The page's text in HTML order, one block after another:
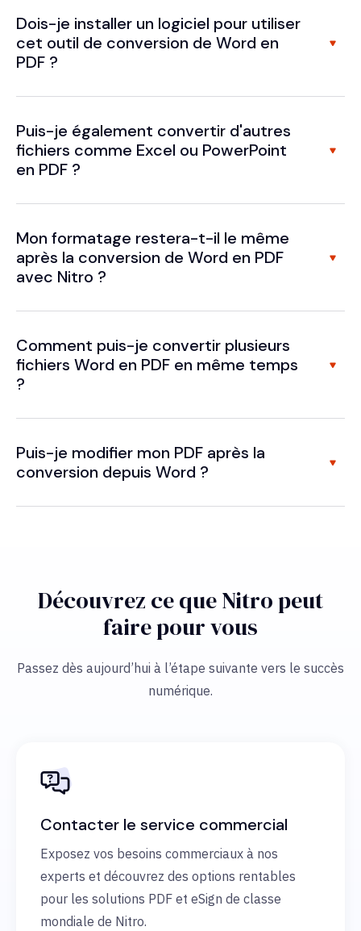
Dois-je installer un logiciel pour utiliser
cet outil de conversion de Word en
PDF ?
Puis-je également convertir d'autres
fichiers comme Excel ou PowerPoint
en PDF ?
Mon formatage restera-t-il le même
après la conversion de Word en PDF
avec Nitro ?
Comment puis-je convertir plusieurs
fichiers Word en PDF en même temps
?
Puis-je modifier mon PDF après la
conversion depuis Word ?
Découvrez ce que Nitro peut
faire pour vous
Passez dès aujourd’hui à l’étape suivante vers le succès
numérique.
Contacter le service commercial
Exposez vos besoins commerciaux à nos
experts et découvrez des options rentables
pour les solutions PDF et eSign de classe
mondiale de Nitro.